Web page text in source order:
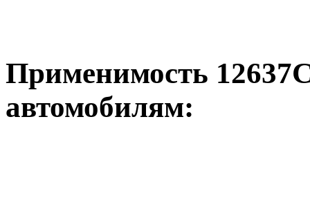
Применимость
автомобилям: